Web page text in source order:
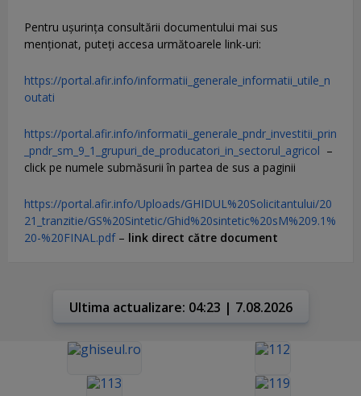
Pentru uşurinţa consultării documentului mai sus
menţionat, puteţi accesa următoarele link-uri:
https://portal.afir.info/informatii_generale_informatii_utile_n
outati
https://portal.afir.info/informatii_generale_pndr_investitii_prin
_pndr_sm_9_1_grupuri_de_producatori_in_sectorul_agricol –
click pe numele submăsurii în partea de sus a paginii
https://portal.afir.info/Uploads/GHIDUL%20Solicitantului/20
21_tranzitie/GS%20Sintetic/Ghid%20sintetic%20sM%209.1%
20-%20FINAL.pdf– link direct către document
Ultima actualizare: 04:23 | 7.08.2026